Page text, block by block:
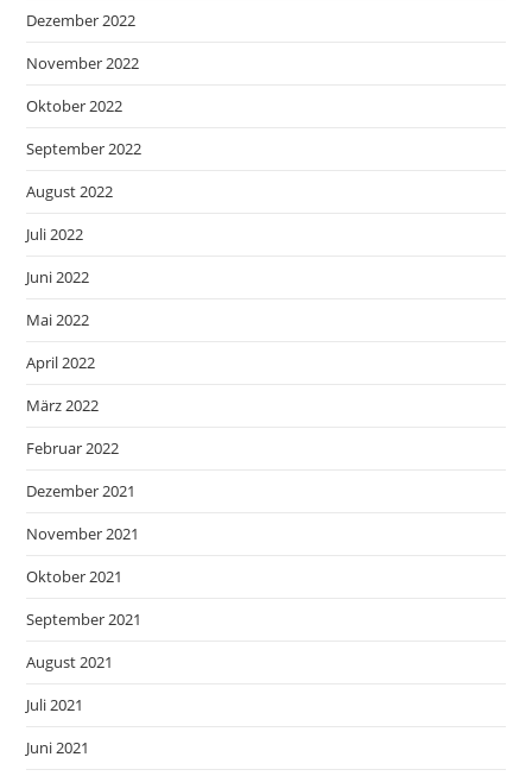
Dezember 2022
November 2022
Oktober 2022
September 2022
August 2022
Juli 2022
Juni 2022
Mai 2022
April 2022
März 2022
Februar 2022
Dezember 2021
November 2021
Oktober 2021
September 2021
August 2021
Juli 2021
Juni 2021